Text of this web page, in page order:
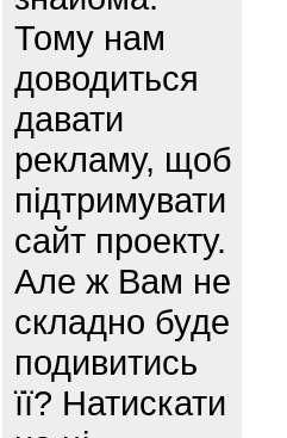
Тому нам
доводиться
давати
рекламу, щоб
підтримувати
сайт проекту.
Але ж Вам не
складно буде
подивитись
її? Натискати